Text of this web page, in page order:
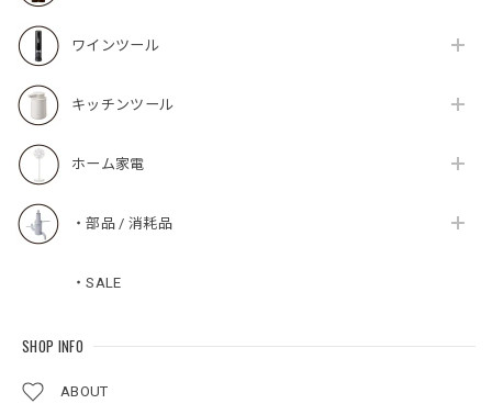
ワインツール
キッチンツール
ホーム家電
・部品 / 消耗品
・SALE
SHOP INFO
ABOUT